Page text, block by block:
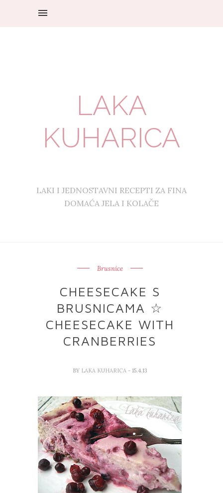
LAKA
KUHARICA
LAKI I JEDNOSTAVNI RECEPTI ZA FINA
DOMAĆA JELA I KOLAČE
Brusnice
CHEESECAKE S
BRUSNICAMA ☆
CHEESECAKE WITH
CRANBERRIES
BY LAKA KUHARICA - 15.4.13